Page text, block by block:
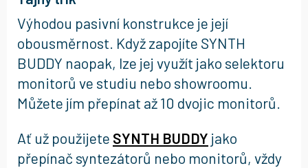
Výhodou pasivní konstrukce je její
obousměrnost. Když zapojíte SYNTH
BUDDY naopak, lze jej využít jako selektoru
monitorů ve studiu nebo showroomu.
Můžete jím přepínat až 10 dvojic monitorů.
Ať už použijete SYNTH BUDDY jako
přepínač syntezátorů nebo monitorů, vždy